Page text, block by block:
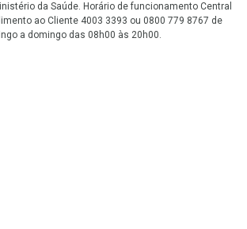
da Saúde. Horário de funcionamento Central
ao Cliente 4003 3393 ou 0800 779 8767 de
a domingo das 08h00 às 20h00.